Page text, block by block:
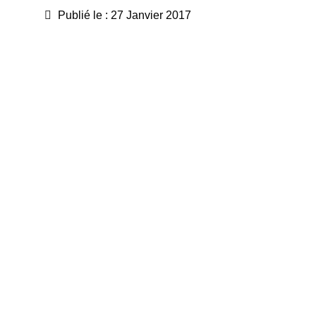
Publié le : 27 Janvier 2017